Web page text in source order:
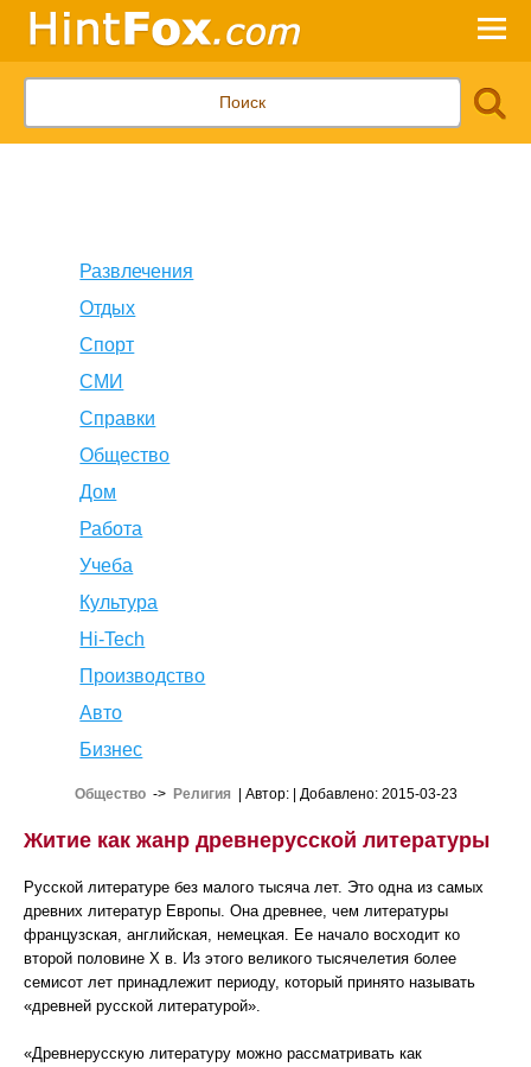
Развлечения
Отдых
Спорт
СМИ
Справки
Общество
Дом
Работа
Учеба
Культура
Hi-Tech
Производство
Авто
Бизнес
Общество-> Религия | Автор: | Добавлено: 2015-03-23
Житие как жанр древнерусской литературы
Русской литературе без малого тысяча лет. Это одна из самых
древних литератур Европы. Она древнее, чем литературы
французская, английская, немецкая. Ее начало восходит ко
второй половине X в. Из этого великого тысячелетия более
семисот лет принадлежит периоду, который принято называть
«древней русской литературой».
«Древнерусскую литературу можно рассматривать как